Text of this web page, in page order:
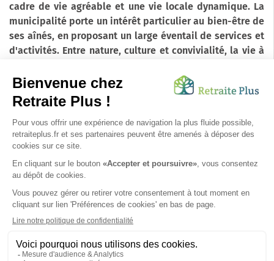
cadre de vie agréable et une vie locale dynamique. La
municipalité porte un intérêt particulier au bien-être de
ses aînés, en proposant un large éventail de services et
d'activités. Entre nature, culture et convivialité, la vie à
leurs familles.
Pour conclure, la ville du Pradet, située dans le
les seniors, offrant une qualité de vie exceptionnelle et
une multitude d'activités à réaliser. Un choix idéal pour
une retraite paisible et active.
SUIVEZ-NOUS SUR :